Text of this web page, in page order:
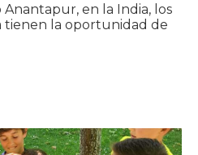
en la India, los
tienen la oportunidad de